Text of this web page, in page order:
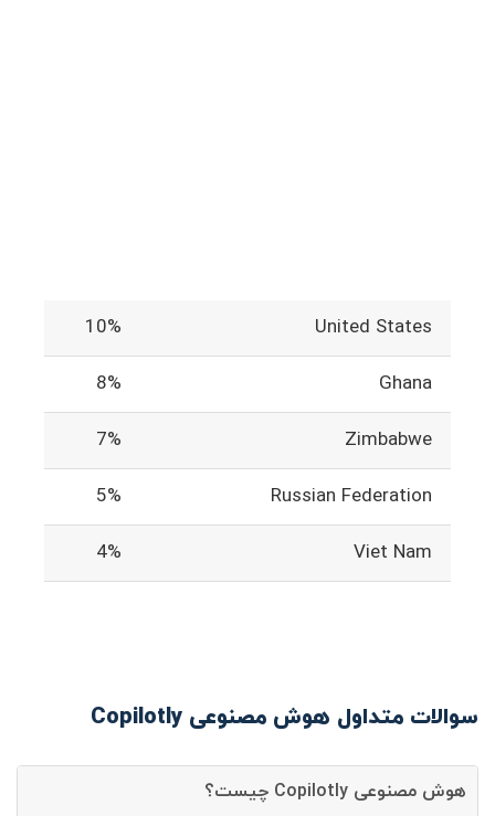
United States
10%
Ghana
8%
Zimbabwe
7%
Russian Federation
5%
Viet Nam
4%
سوالات متداول هوش مصنوعی Copilotly
هوش مصنوعی Copilotly چیست؟